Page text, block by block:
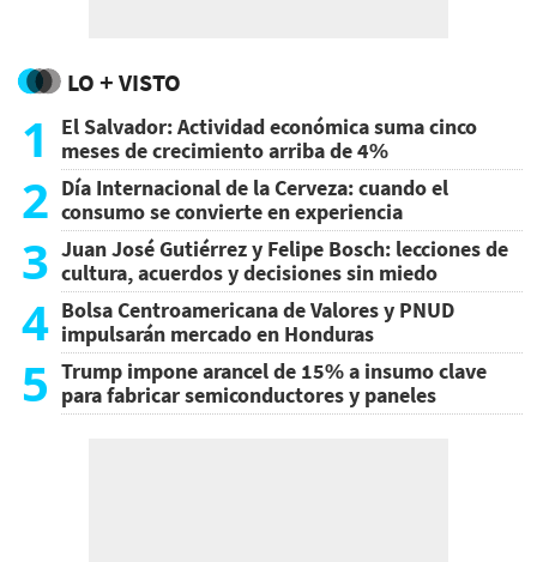
LO + VISTO
1
El Salvador: Actividad económica suma cinco
meses de crecimiento arriba de 4%
2 Día Internacional de la Cerveza: cuando el
consumo se convierte en experiencia
3 Juan José Gutiérrez y Felipe Bosch: lecciones de
cultura, acuerdos y decisiones sin miedo
4 Bolsa Centroamericana de Valores y PNUD
impulsarán mercado en Honduras
5 Trump impone arancel de 15% a insumo clave
para fabricar semiconductores y paneles